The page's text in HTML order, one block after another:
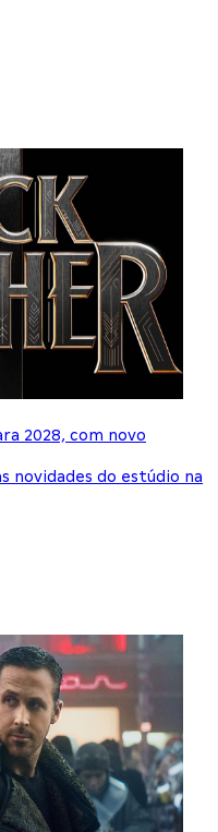
2028, com novo
novidades do estúdio na